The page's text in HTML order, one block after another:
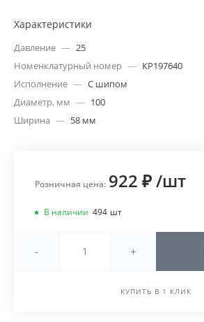
Характеристики
Давление — 25
Номенклатурный номер — КР197640
Исполнение — С шипом
Диаметр, мм — 100
Ширина — 58 мм
Розничная цена: 922 ₽/шт
В наличии 494 шт
- +
КУПИТЬ В 1 КЛИК